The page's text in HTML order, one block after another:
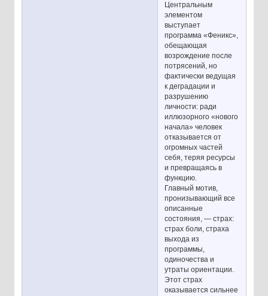
Центральным
элементом
выступает
программа «Феникс»,
обещающая
возрождение после
потрясений, но
фактически ведущая
к деградации и
разрушению
личности: ради
иллюзорного «нового
начала» человек
отказывается от
огромных частей
себя, теряя ресурсы
и превращаясь в
функцию.
Главный мотив,
пронизывающий все
описанные
состояния, — страх:
страх боли, страха
выхода из
программы,
одиночества и
утраты ориентации.
Этот страх
оказывается сильнее